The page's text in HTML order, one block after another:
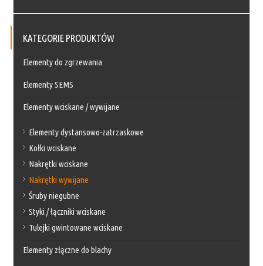
KATEGORIE PRODUKTÓW
Elementy do zgrzewania
Elementy SEMS
Elementy wciskane / wywijane
Elementy dystansowo-zatrzaskowe
Kołki wciskane
Nakrętki wciskane
Nakrętki wywijane
Śruby niegubne
Styki / łączniki wciskane
Tulejki gwintowane wciskane
Elementy złączne do blachy